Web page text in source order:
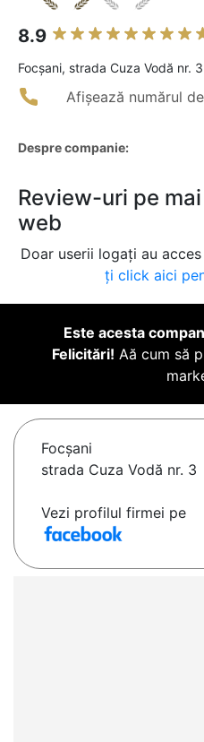
8.9
Focşani, strada Cuza Vodă nr. 3
Afișează numărul
Despre companie:
Review-uri pe
web
Doar userii logați au
ți click aici
Este acesta
Felicitări! Aă cum să
Focşani
strada Cuza Vodă nr. 3
Vezi profilul firmei pe